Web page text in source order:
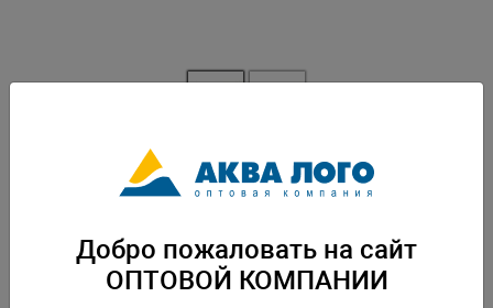
Артикул: GL-004935
Скачать каталог
Добро пожаловать на сайт
ОПТОВОЙ КОМПАНИИ